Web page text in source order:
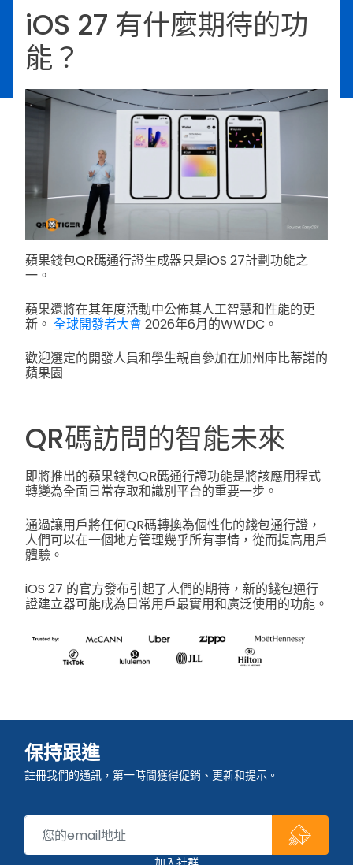
iOS 27 有什麼期待的功
能？
蘋果錢包QR碼通行證生成器只是iOS 27計劃功能之
一。
蘋果還將在其年度活動中公佈其人工智慧和性能的更
新。 全球開發者大會2026年6月的WWDC。
歡迎選定的開發人員和學生親自參加在加州庫比蒂諾的
蘋果園
QR碼訪問的智能未來
即將推出的蘋果錢包QR碼通行證功能是將該應用程式
轉變為全面日常存取和識別平台的重要一步。
通過讓用戶將任何QR碼轉換為個性化的錢包通行證，
人們可以在一個地方管理幾乎所有事情，從而提高用戶
體驗。
iOS 27 的官方發布引起了人們的期待，新的錢包通行
證建立器可能成為日常用戶最實用和廣泛使用的功能。
保持跟進
註冊我們的通訊，第一時間獲得促銷、更新和提示。